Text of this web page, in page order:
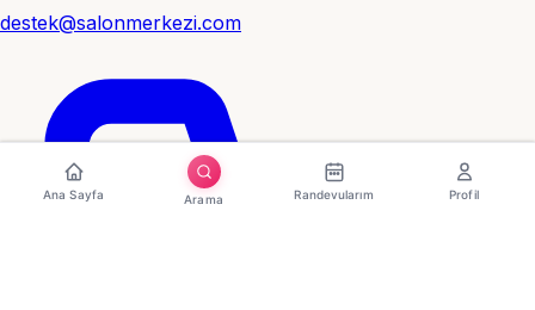
destek@salonmerkezi.com
Ana Sayfa Arama Randevularım Profil